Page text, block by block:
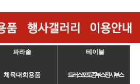
파라솔 테이블
체육대회용품 트러스/포토존/부스/전시부스